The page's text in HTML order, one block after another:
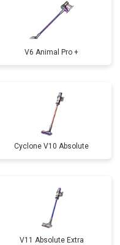
V6 Animal Pro +
Cyclone V10 Absolute
V11 Absolute Extra